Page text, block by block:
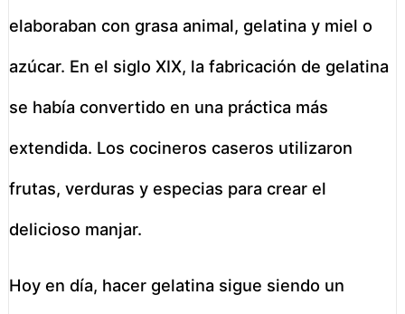
elaboraban con grasa animal, gelatina y miel o
azúcar. En el siglo XIX, la fabricación de gelatina
se había convertido en una práctica más
extendida. Los cocineros caseros utilizaron
frutas, verduras y especias para crear el
delicioso manjar.
Hoy en día, hacer gelatina sigue siendo un